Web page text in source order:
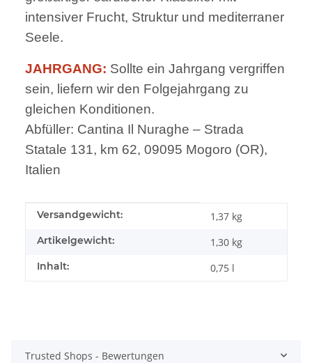
intensiver Frucht, Struktur und mediterraner
Seele.
JAHRGANG: Sollte ein Jahrgang vergriffen
sein, liefern wir den Folgejahrgang zu
gleichen Konditionen.
Abfüller: Cantina Il Nuraghe – Strada
Statale 131, km 62, 09095 Mogoro (OR),
Italien
Produkteigenschaft
Wert
Versandgewicht: 1,37 kg
Artikelgewicht: 1,30 kg
Inhalt: 0,75 l
Trusted Shops - Bewertungen